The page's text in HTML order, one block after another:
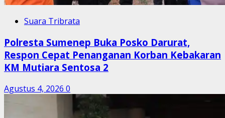
Suara Tribrata
Polresta Sumenep Buka Posko Darurat,
Respon Cepat Penanganan Korban Kebakaran
KM Mutiara Sentosa 2
Agustus 4, 2026 0